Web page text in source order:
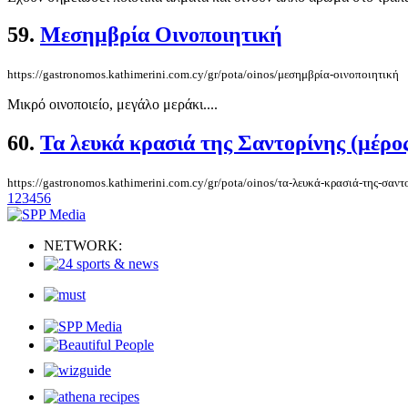
59. Μεσημβρία Οινοποιητική
https://gastronomos.kathimerini.com.cy/gr/pota/oinos/μεσημβρία-οινοποιητική
Μικρό οινοποιείο, μεγάλο μεράκι....
60. Τα λευκά κρασιά της Σαντορίνης
https://gastronomos.kathimerini.com.cy/gr/pota/oinos/τα-λευκά-κρασιά-της-
1 23456
NETWORK: